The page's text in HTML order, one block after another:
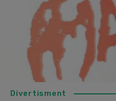
Divertisment